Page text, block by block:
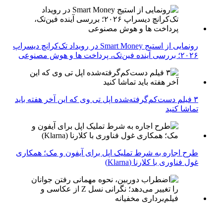
رونمایی از استیج Smart Money در رویداد تک‌کرانچ دیسراپ
۲۰۲۶؛ بررسی آینده فین‌تک، پرداخت‌ ها و هوش مصنوعی
۳ فیلم دست‌کم‌گرفته‌شده اپل تی وی که این آخر هفته باید
تماشا کنید
طرح اجاره به شرط تملیک اپل برای آیفون و مک؛ همکاری
غول فناوری با کلارنا (Klarna)